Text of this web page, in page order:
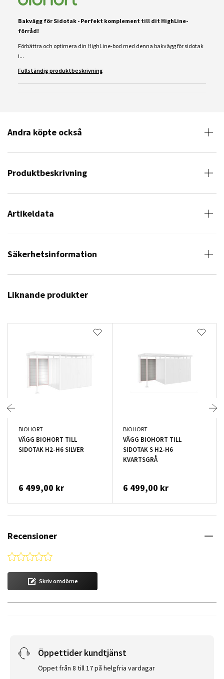
Bakvägg för Sidotak - Perfekt komplement till dit HighLine-
förråd!
Förbättra och optimera din HighLine-bod med denna bakvägg för sidotak
i...
Fullständig produktbeskrivning
Andra köpte också
Produktbeskrivning
Artikeldata
Säkerhetsinformation
Liknande produkter
BIOHORT
VÄGG BIOHORT TILL
SIDOTAK H2-H6 SILVER
6 499,00 kr
BIOHORT
VÄGG BIOHORT TILL
SIDOTAK S H2-H6
KVARTSGRÅ
6 499,00 kr
Recensioner
0.0 star rating
Skriv omdöme
Öppettider kundtjänst
Öppet från 8 till 17 på helgfria vardagar